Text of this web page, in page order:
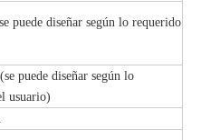
puede diseñar según lo requerido
puede diseñar según lo
usuario)